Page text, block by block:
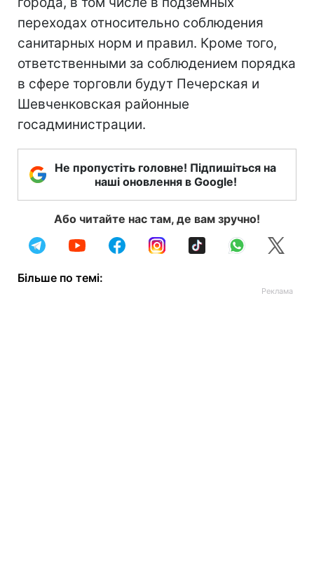
переходах относительно соблюдения
санитарных норм и правил. Кроме того,
ответственными за соблюдением порядка
в сфере торговли будут Печерская и
Шевченковская районные
госадминистрации.
Не пропустіть головне! Підпишіться на
наші оновлення в Google!
Або читайте нас там, де вам зручно!
Більше по темі: